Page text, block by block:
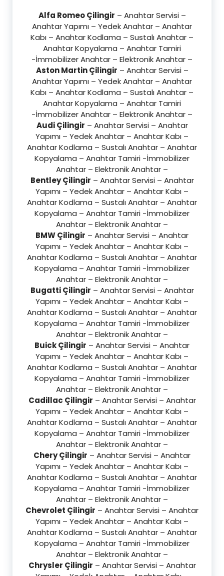
Alfa Romeo Çilingir – Anahtar Servisi –
Anahtar Yapımı – Yedek Anahtar – Anahtar
Kabı – Anahtar Kodlama – Sustalı Anahtar –
Anahtar Kopyalama – Anahtar Tamiri
-İmmobilizer Anahtar – Elektronik Anahtar –
Aston Martin Çilingir – Anahtar Servisi –
Anahtar Yapımı – Yedek Anahtar – Anahtar
Kabı – Anahtar Kodlama – Sustalı Anahtar –
Anahtar Kopyalama – Anahtar Tamiri
-İmmobilizer Anahtar – Elektronik Anahtar –
Audi Çilingir – Anahtar Servisi – Anahtar
Yapımı – Yedek Anahtar – Anahtar Kabı –
Anahtar Kodlama – Sustalı Anahtar – Anahtar
Kopyalama – Anahtar Tamiri -İmmobilizer
Anahtar – Elektronik Anahtar –
Bentley Çilingir – Anahtar Servisi – Anahtar
Yapımı – Yedek Anahtar – Anahtar Kabı –
Anahtar Kodlama – Sustalı Anahtar – Anahtar
Kopyalama – Anahtar Tamiri -İmmobilizer
Anahtar – Elektronik Anahtar –
BMW Çilingir – Anahtar Servisi – Anahtar
Yapımı – Yedek Anahtar – Anahtar Kabı –
Anahtar Kodlama – Sustalı Anahtar – Anahtar
Kopyalama – Anahtar Tamiri -İmmobilizer
Anahtar – Elektronik Anahtar –
Bugatti Çilingir – Anahtar Servisi – Anahtar
Yapımı – Yedek Anahtar – Anahtar Kabı –
Anahtar Kodlama – Sustalı Anahtar – Anahtar
Kopyalama – Anahtar Tamiri -İmmobilizer
Anahtar – Elektronik Anahtar –
Buick Çilingir – Anahtar Servisi – Anahtar
Yapımı – Yedek Anahtar – Anahtar Kabı –
Anahtar Kodlama – Sustalı Anahtar – Anahtar
Kopyalama – Anahtar Tamiri -İmmobilizer
Anahtar – Elektronik Anahtar –
Cadillac Çilingir – Anahtar Servisi – Anahtar
Yapımı – Yedek Anahtar – Anahtar Kabı –
Anahtar Kodlama – Sustalı Anahtar – Anahtar
Kopyalama – Anahtar Tamiri -İmmobilizer
Anahtar – Elektronik Anahtar –
Chery Çilingir – Anahtar Servisi – Anahtar
Yapımı – Yedek Anahtar – Anahtar Kabı –
Anahtar Kodlama – Sustalı Anahtar – Anahtar
Kopyalama – Anahtar Tamiri -İmmobilizer
Anahtar – Elektronik Anahtar –
Chevrolet Çilingir – Anahtar Servisi – Anahtar
Yapımı – Yedek Anahtar – Anahtar Kabı –
Anahtar Kodlama – Sustalı Anahtar – Anahtar
Kopyalama – Anahtar Tamiri -İmmobilizer
Anahtar – Elektronik Anahtar –
Chrysler Çilingir – Anahtar Servisi – Anahtar